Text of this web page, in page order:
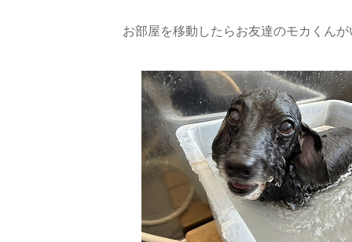
お部屋を移動したらお友達のモカくん